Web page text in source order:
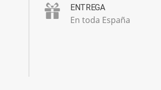
ENTREGA
En toda España